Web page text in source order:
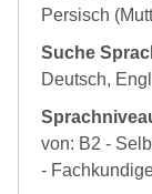
Persisch
Suche
Deutsch,
von: B2 -
-